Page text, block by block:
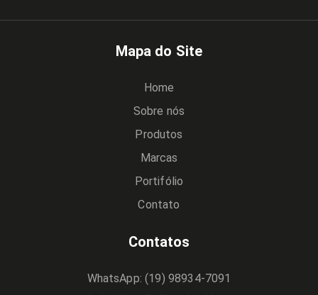
Mapa do Site
Home
Sobre nós
Produtos
Marcas
Portifólio
Contato
Contatos
WhatsApp: (19) 98934-7091